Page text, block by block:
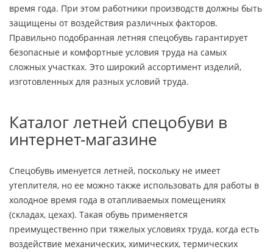
время года. При этом работники производств должны быть
защищены от воздействия различных факторов.
Правильно подобранная летняя спецобувь гарантирует
безопасные и комфортные условия труда на самых
сложных участках. Это широкий ассортимент изделий,
изготовленных для разных условий труда.
Каталог летней спецобуви в
интернет-магазине
Спецобувь именуется летней, поскольку не имеет
утеплителя, но ее можно также использовать для работы в
холодное время года в отапливаемых помещениях
(складах, цехах). Такая обувь применяется
преимущественно при тяжелых условиях труда, когда есть
воздействие механических, химических, термических